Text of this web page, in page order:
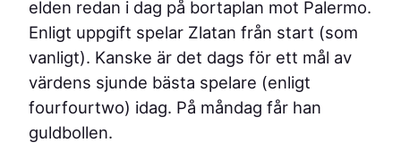
elden redan i dag på bortaplan mot Palermo.
Enligt uppgift spelar Zlatan från start (som
vanligt). Kanske är det dags för ett mål av
värdens sjunde bästa spelare (enligt
fourfourtwo) idag. På måndag får han
guldbollen.